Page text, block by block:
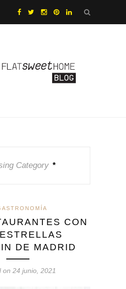
Category *
CON
DE MADRID
on 24 junio, 2021